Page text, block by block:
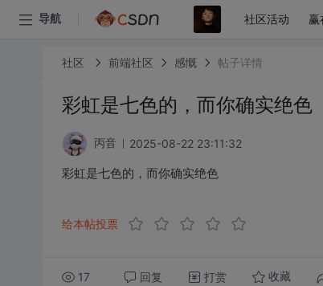
导航 社区活动 赢
社区 前端社区 感慨 帖子详情
彩虹是七色的，而你确实绝色
丙音 2025-08-22 23:11:32
彩虹是七色的，而你确实绝色
给本帖投票
17 回复 打赏 收藏